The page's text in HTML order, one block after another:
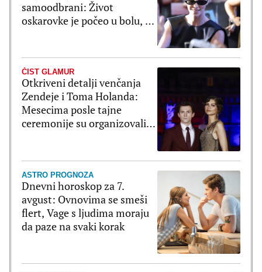
samoodbrani: Život
oskarovke je počeo u bolu, a
ČIST GLAMUR
Otkriveni detalji venčanja
Zendeje i Toma Holanda:
Mesecima posle tajne
ceremonije su organizovali
ASTRO PROGNOZA
Dnevni horoskop za 7.
avgust: Ovnovima se smeši
flert, Vage s ljudima moraju
da paze na svaki korak